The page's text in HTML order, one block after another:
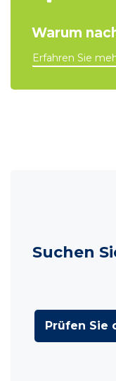
Warum
Erfahren Sie
Suchen
Prüfen Sie